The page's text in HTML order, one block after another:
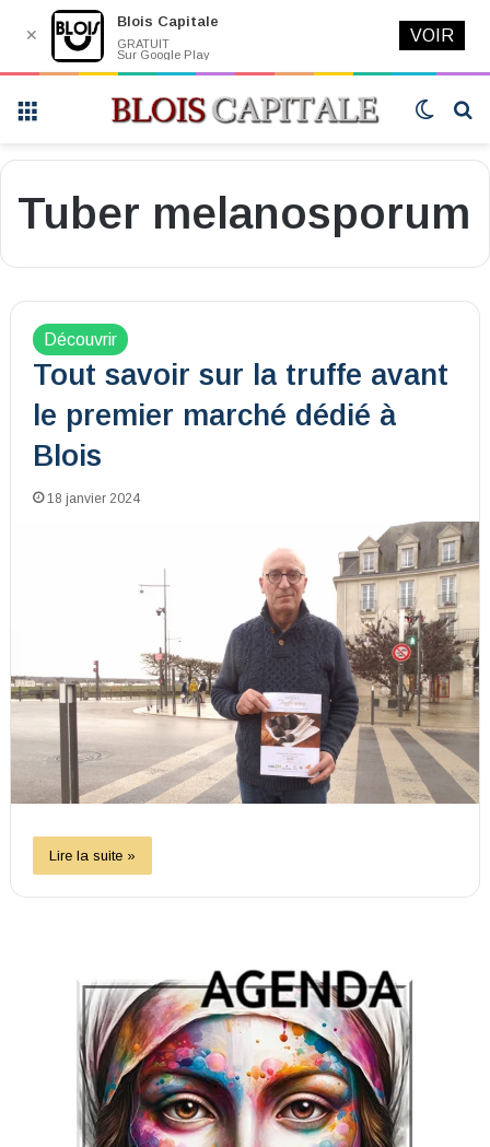
Switch
Tuber melanosporum
Découvrir
Tout savoir sur la truffe avant
le premier marché dédié à
Blois
18 janvier 2024
Lire la suite »
✕
Blois Capitale
GRATUIT
Sur Google Play
VOIR